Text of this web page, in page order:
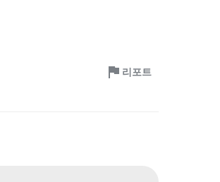
리포트